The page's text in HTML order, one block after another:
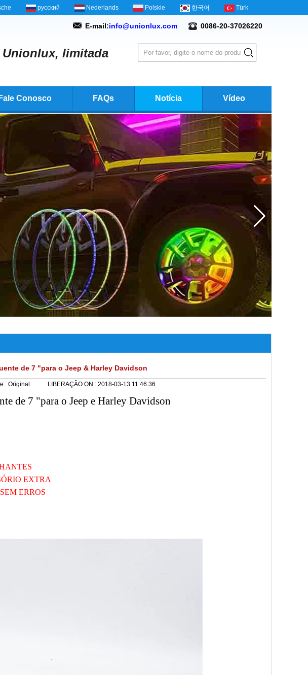
русский Nederlands Polskie 한국어 Türk
E-mail:info@unionlux.com 0086-20-37026220
limitada
Fale Conosco FAQs Notícia Vídeo
de 7 "para o Jeep & Harley Davidson
: Original LIBERAÇÃO ON : 2018-03-13 11:46:36
de 7 "para o Jeep e Harley Davidson
EXTRA
ERROS